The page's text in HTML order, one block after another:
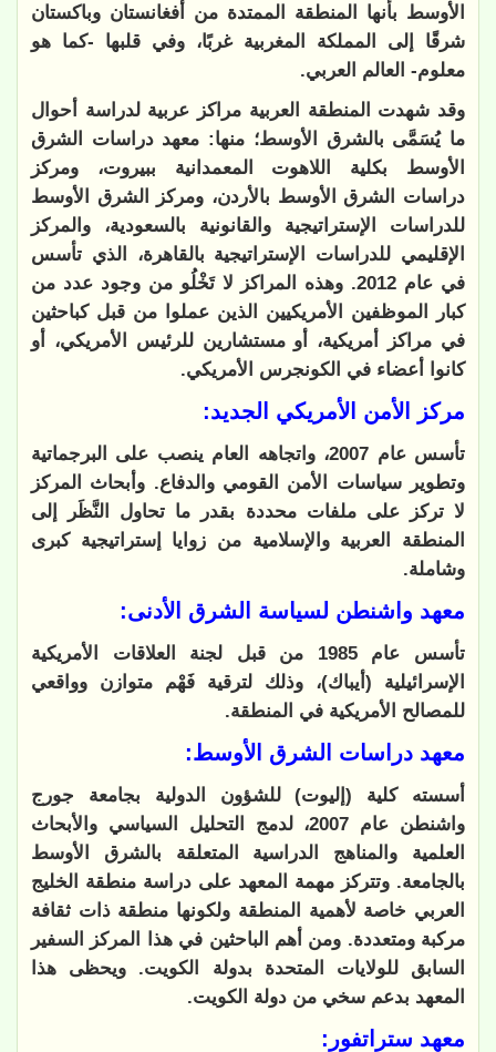
الأوسط بأنها المنطقة الممتدة من أفغانستان وباكستان
شرقًا إلى المملكة المغربية غربًا، وفي قلبها -كما هو
معلوم- العالم العربي.
وقد شهدت المنطقة العربية مراكز عربية لدراسة أحوال
ما يُسَمَّى بالشرق الأوسط؛ منها: معهد دراسات الشرق
الأوسط بكلية اللاهوت المعمدانية ببيروت، ومركز
دراسات الشرق الأوسط بالأردن، ومركز الشرق الأوسط
للدراسات الإستراتيجية والقانونية بالسعودية، والمركز
الإقليمي للدراسات الإستراتيجية بالقاهرة، الذي تأسس
في عام 2012. وهذه المراكز لا تَخْلُو من وجود عدد من
كبار الموظفين الأمريكيين الذين عملوا من قبل كباحثين
في مراكز أمريكية، أو مستشارين للرئيس الأمريكي، أو
كانوا أعضاء في الكونجرس الأمريكي.
مركز الأمن الأمريكي الجديد:
تأسس عام 2007، واتجاهه العام ينصب على البرجماتية
وتطوير سياسات الأمن القومي والدفاع. وأبحاث المركز
لا تركز على ملفات محددة بقدر ما تحاول النَّظَر إلى
المنطقة العربية والإسلامية من زوايا إستراتيجية كبرى
وشاملة.
معهد واشنطن لسياسة الشرق الأدنى:
تأسس عام 1985 من قبل لجنة العلاقات الأمريكية
الإسرائيلية (أيباك)، وذلك لترقية فَهْم متوازن وواقعي
للمصالح الأمريكية في المنطقة.
معهد دراسات الشرق الأوسط:
أسسته كلية (إليوت) للشؤون الدولية بجامعة جورج
واشنطن عام 2007، لدمج التحليل السياسي والأبحاث
العلمية والمناهج الدراسية المتعلقة بالشرق الأوسط
بالجامعة. وتتركز مهمة المعهد على دراسة منطقة الخليج
العربي خاصة لأهمية المنطقة ولكونها منطقة ذات ثقافة
مركبة ومتعددة. ومن أهم الباحثين في هذا المركز السفير
السابق للولايات المتحدة بدولة الكويت. ويحظى هذا
المعهد بدعم سخي من دولة الكويت.
معهد ستراتفور: